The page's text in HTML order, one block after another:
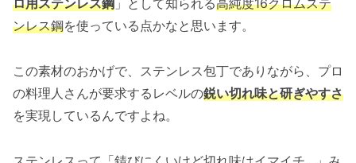
ロ用ステンレス鋼 」として知られる高純度16クロムステ
ンレス鋼を使っている点かなと思います。
この素材のおかげで、ステンレス包丁でありながら、プロ
の料理人さんが要求するレベルの鋭い切れ味と研ぎやすさ
を実現しているんですよね。